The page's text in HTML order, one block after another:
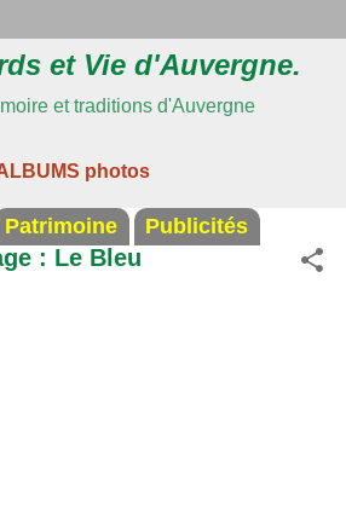
et Vie d'Auvergne.
et traditions d'Auvergne
photos
Patrimoine Publicités
: Le Bleu